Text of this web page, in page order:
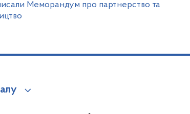
Меморандум про партнерство та